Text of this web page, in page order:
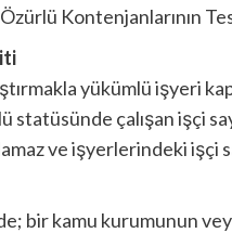
Kontenjanlarının
yükümlü işyeri
çalışan işçi
ve işyerlerindeki işçi
bir kamu kurumunun